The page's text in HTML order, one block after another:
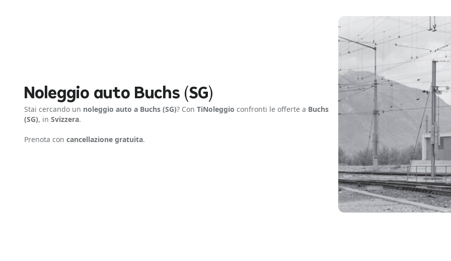
Noleggio auto Buchs (SG)
Stai cercando un noleggio auto a Buchs (SG)? Con TiNoleggio confronti le offerte a Buchs
(SG), in Svizzera.
Prenota con cancellazione gratuita.